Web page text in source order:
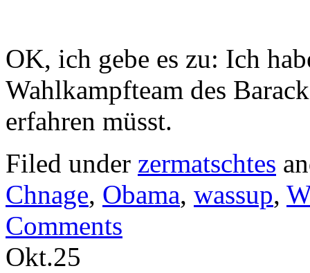
OK, ich gebe es zu: Ich
Wahlkampfteam des
erfahren müsst.
Filed under zermatschtes
Chnage, Obama, wassup,
Comments
Okt.25